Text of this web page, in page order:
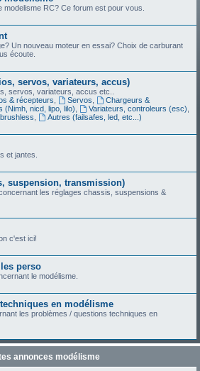
modelisme RC? Ce forum est pour vous.
Un nouveau moteur en essai? Choix de carburant
écoute.
servos, variateurs, accus)
servos, variateurs, accus etc..
& récepteurs Servos
Chargeurs &
(Nimh, nicd, lipo, lilo) Variateurs, controleurs (esc)
Autres (failsafes, led, etc...)
et jantes.
suspension, transmission)
les réglages chassis, suspensions &
c'est ici!
perso
le modélisme.
en modélisme
les problèmes / questions techniques en
annonces modélisme